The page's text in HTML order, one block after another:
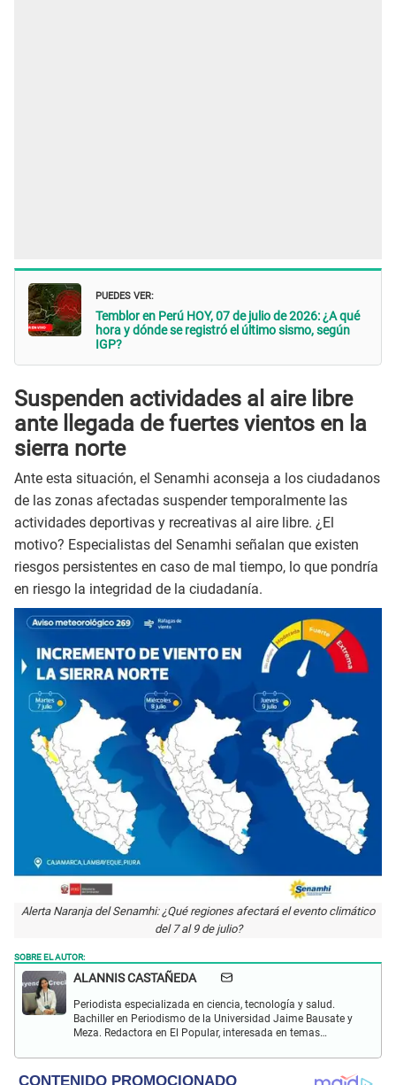
PUEDES VER:
Temblor en Perú HOY, 07 de julio de 2026: ¿A qué
hora y dónde se registró el último sismo, según
IGP?
Suspenden actividades al aire libre
ante llegada de fuertes vientos en la
sierra norte
Ante esta situación, el Senamhi aconseja a los ciudadanos
de las zonas afectadas suspender temporalmente las
actividades deportivas y recreativas al aire libre. ¿El
motivo? Especialistas del Senamhi señalan que existen
riesgos persistentes en caso de mal tiempo, lo que pondría
en riesgo la integridad de la ciudadanía.
Alerta Naranja del Senamhi: ¿Qué regiones afectará el evento climático
del 7 al 9 de julio?
SOBRE EL AUTOR:
ALANNIS CASTAÑEDA
Periodista especializada en ciencia, tecnología y salud.
Bachiller en Periodismo de la Universidad Jaime Bausate y
Meza. Redactora en El Popular, interesada en temas
astronómicos, hallazgos y más.